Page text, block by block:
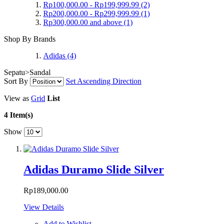
Rp100,000.00 - Rp199,999.99 (2)
Rp200,000.00 - Rp299,999.99 (1)
Rp300,000.00 and above (1)
Shop By Brands
Adidas (4)
Sepatu>Sandal
Sort By
Set Ascending Direction
View as Grid List
4 Item(s)
Show
Adidas Duramo Slide Silver
Rp189,000.00
View Details